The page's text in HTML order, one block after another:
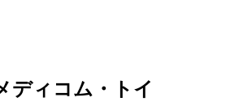
ディコム・トイ